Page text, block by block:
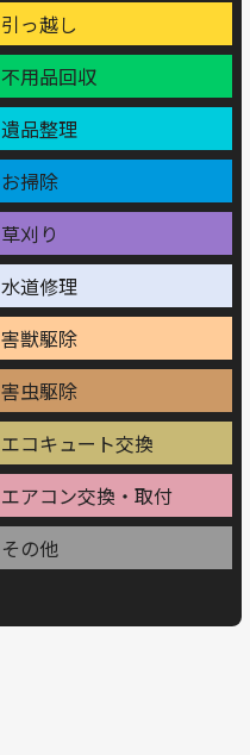
引っ越し
不用品回収
遺品整理
お掃除
草刈り
水道修理
害獣駆除
害虫駆除
エコキュート交換
エアコン交換・取付
その他